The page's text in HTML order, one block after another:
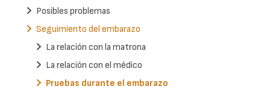
Posibles problemas
Seguimiento del embarazo
La relación con la matrona
La relación con el médico
Pruebas durante el embarazo